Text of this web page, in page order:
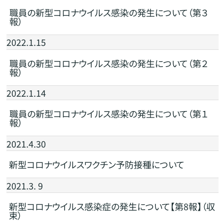
職員の新型コロナウイルス感染の発生について（第３
報）
2022.1.15
職員の新型コロナウイルス感染の発生について（第２
報）
2022.1.14
職員の新型コロナウイルス感染の発生について（第１
報）
2021.4.30
新型コロナウイルスワクチン予防接種について
2021.3. 9
新型コロナウイルス感染症の発生について【第8報】（収
束）